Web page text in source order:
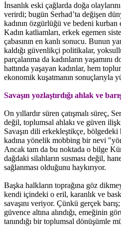
İnsanlık eski çağlarda doğa
verirdi; bugün Serhad’ta değişen
kadının özgürlüğü ve bedeni kurban
Kadın katliamları, erkek egemen
çabasının en kanlı sonucu. Bunun
kaldığı güvenlikçi politikalar,
parçalanma da kadınların yaşamını
hattında yaşayan kadınlar, hem
ekonomik kuşatmanın sonuçlarıyla
Savaşın yozlaştırdığı ahlak ve
On yıllardır süren çatışmalı süreç,
değil, toplumsal ahlakı ve güven
Savaşın dili erkekleştikçe,
kadına yönelik mobbing bir nevi
Ancak tam da bu noktada o bilge
dağdaki silahların susması değil,
sağlanması olduğunu haykırıyor.
Başka halkların toprağına göz
kendi içindeki o eril, karanlık ve
savaşını veriyor. Çünkü gerçek barış;
güvence altına alındığı, emeğinin
tanındığı bir toplumsal dönüşümle